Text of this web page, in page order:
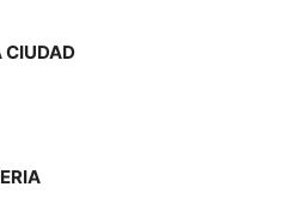
CIUDAD
EN FERIA